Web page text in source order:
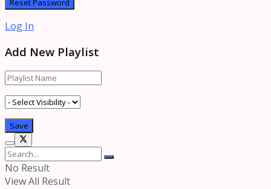
Log In
Add New Playlist
No Result
View All Result